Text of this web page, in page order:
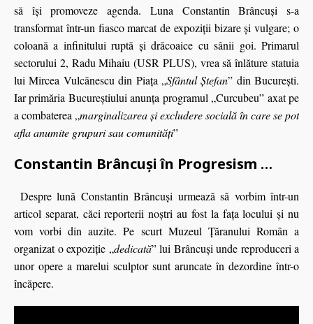
să îşi promoveze agenda. Luna Constantin Brâncuşi s-a
transformat într-un fiasco marcat de expoziţii bizare şi vulgare; o
coloană a infinitului ruptă şi drăcoaice cu sânii goi. Primarul
sectorului 2, Radu Mihaiu (USR PLUS), vrea să înlăture statuia
lui Mircea Vulcănescu din Piața „Sfântul Ștefan” din București.
Iar primăria Bucureştiului anunţa programul „Curcubeu” axat pe
a combaterea „marginalizarea și excludere socială în care se pot
afla anumite grupuri sau comunități”
Constantin Brâncuși în Progresism …
Despre lună Constantin Brâncuşi urmează să vorbim într-un
articol separat, căci reporterii noştri au fost la faţa locului şi nu
vom vorbi din auzite. Pe scurt Muzeul Ţăranului Român a
organizat o expoziţie „dedicată” lui Brâncuşi unde reproduceri a
unor opere a marelui sculptor sunt aruncate în dezordine într-o
încăpere.